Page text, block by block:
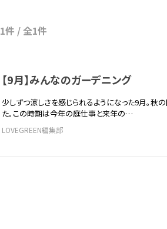
1件 / 全1件
【9月】みんなのガーデニング
少しずつ涼しさを感じられるようになった9月。秋
た。この時期は今年の庭仕事と来年の…
LOVEGREEN編集部